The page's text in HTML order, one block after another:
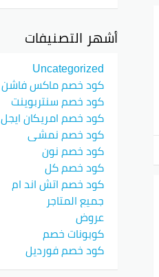
أشهر التصنيفات
Uncategorized
كود خصم ماكس فاشن
كود خصم سنتربوينت
كود خصم امريكان ايجل
كود خصم نمشي
كود خصم نون
كود خصم كل
كود خصم اتش اند ام
جميع المتاجر
عروض
كوبونات خصم
كود خصم فورديل